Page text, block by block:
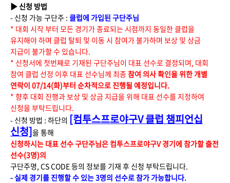
▶ 신청 방법
- 신청 가능 구단주 : 클럽에 가입된 구단주님
* 대회 시작 부터 모든 경기가 종료되는 시점까지 동일한 클럽을
유지해야 하며 클럽 탈퇴 및 이동 시 참여가 불가하며 보상 및 상금
지급이 불가할 수 있습니다.
* 신청서에 첫번째로 기재된 구단주님이 대표 선수로 결정되며, 대회
참여 클럽 선정 이후 대표 선수님께 최종 참여 의사 확인을 위한 개별
연락이 07/14(화)부터 순차적으로 진행될 예정입니다.
* 향후 대회 진행과 보상 및 상금 지급을 위해 대표 선수를 지정하여
신청을 부탁드립니다.
- 신청 방법 : 하단의 [컴투스프로야구V 클럽 챔피언십
신청]을 통해
신청하시는 대표 선수 구단주님은 컴투스프로야구V 경기에 참가할 출전
선수(3명)의
구단주명, CS CODE 등의 정보를 기재 후 신청 부탁드립니다.
- 실제 경기를 진행할 수 있는 3명의 선수로 참가 가능합니다.